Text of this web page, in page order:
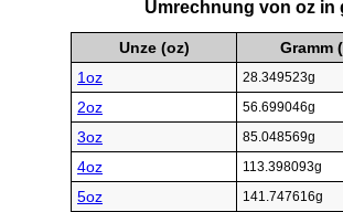
Umrechnung von oz in
Unze (oz)
Gramm
1oz
28.349523g
2oz 56.699046g
3oz 85.048569g
4oz 113.398093g
5oz 141.747616g